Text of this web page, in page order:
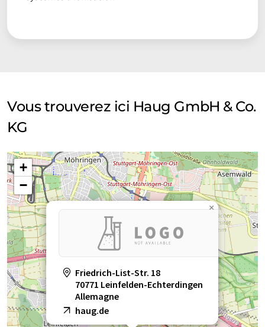
Vous trouverez ici Haug GmbH & Co.
KG
Friedrich-List-Str. 18
70771 Leinfelden-Echterdingen
Allemagne
haug.de
×
+
−